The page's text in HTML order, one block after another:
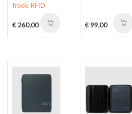
frode RFID
€ 260,00 € 99,00